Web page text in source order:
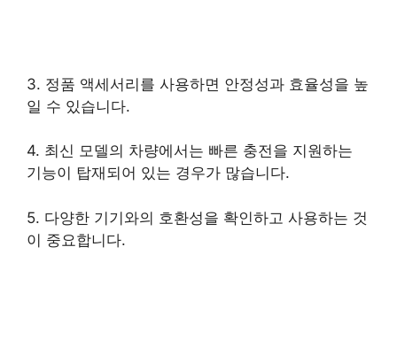
3. 정품 액세서리를 사용하면 안정성과 효율성을 높
일 수 있습니다.
4. 최신 모델의 차량에서는 빠른 충전을 지원하는
기능이 탑재되어 있는 경우가 많습니다.
5. 다양한 기기와의 호환성을 확인하고 사용하는 것
이 중요합니다.